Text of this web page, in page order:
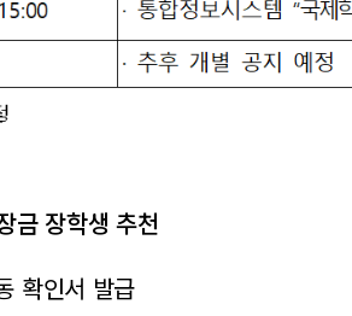
금 장학생 추천
확인서 발급